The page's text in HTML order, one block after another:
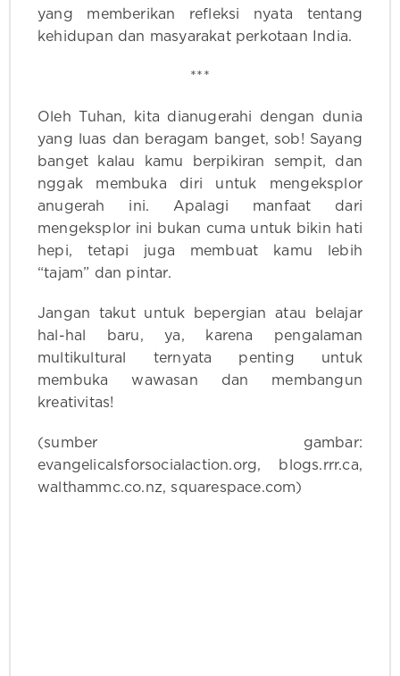
yang memberikan refleksi nyata tentang
kehidupan dan masyarakat perkotaan India.
***
Oleh Tuhan, kita dianugerahi dengan dunia
yang luas dan beragam banget, sob! Sayang
banget kalau kamu berpikiran sempit, dan
nggak membuka diri untuk mengeksplor
anugerah ini. Apalagi manfaat dari
mengeksplor ini bukan cuma untuk bikin hati
hepi, tetapi juga membuat kamu lebih
“tajam” dan pintar.
Jangan takut untuk bepergian atau belajar
hal-hal baru, ya, karena pengalaman
multikultural ternyata penting untuk
membuka wawasan dan membangun
kreativitas!
(sumber gambar:
evangelicalsforsocialaction.org, blogs.rrr.ca,
walthammc.co.nz, squarespace.com)